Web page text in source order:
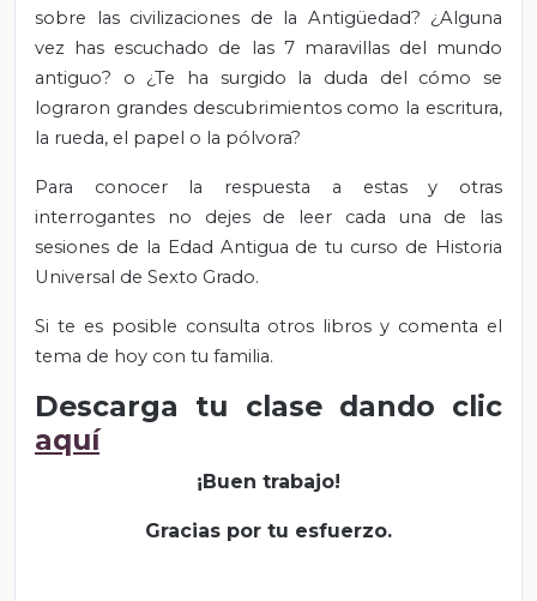
sobre las civilizaciones de la Antigüedad? ¿Alguna
vez has escuchado de las 7 maravillas del mundo
antiguo? o ¿Te ha surgido la duda del cómo se
lograron grandes descubrimientos como la escritura,
la rueda, el papel o la pólvora?
Para conocer la respuesta a estas y otras
interrogantes no dejes de leer cada una de las
sesiones de la Edad Antigua de tu curso de Historia
Universal de Sexto Grado.
Si te es posible consulta otros libros y comenta el
tema de hoy con tu familia.
Descarga tu clase dando clic
aquí
¡Buen trabajo!
Gracias por tu esfuerzo.